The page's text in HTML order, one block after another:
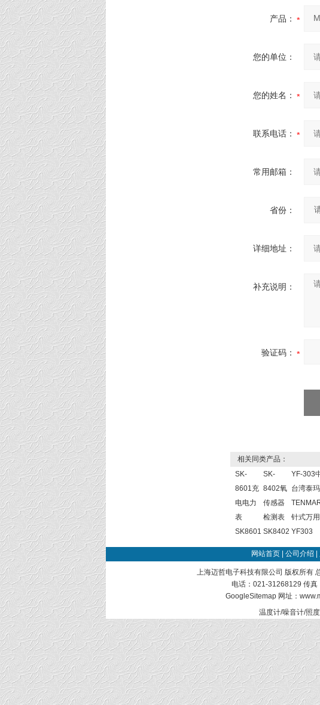
产品：
您的单位：
您的姓名：
联系电话：
常用邮箱：
省份：
详细地址：
补充说明：
验证码：
相关同类产品：
SK-
8601充
电电力
表
SK8601
SK-
8402氧
传感器
检测表
SK8402
YF-303
台湾泰
针式万
YF303
网站首页 公司介绍
上海迈哲电子科技有限公司 版权所有
电话：021-31268129 传
GoogleSitemap网址：
温度计/噪音计/照